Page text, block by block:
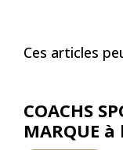
Ces articles
COACHS
MARQUE